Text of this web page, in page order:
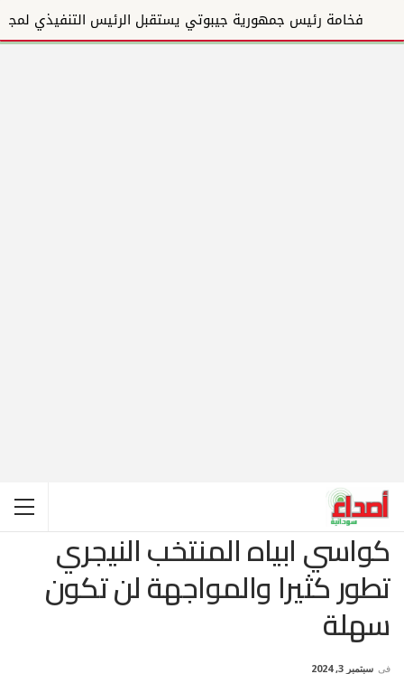
فخامة رئيس جمهورية جيبوتي يستقبل الرئيس التنفيذي لمجموعة المبارك للإنشاءات والتطوير العقاري ويؤكد دع...
كواسي ابياه المنتخب النيجري
تطور كثيرا والمواجهة لن تكون
سهلة
في سبتمبر 3, 2024